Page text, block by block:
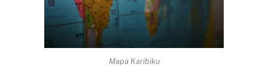
Mapa Karibiku